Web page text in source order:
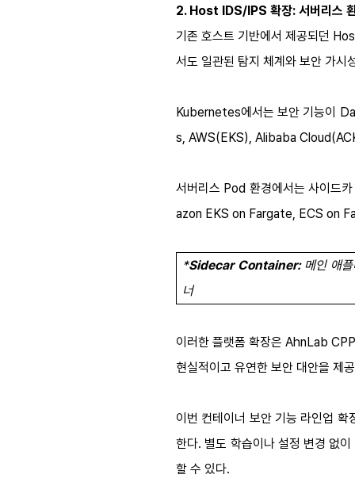
2. Host IDS/IPS 확장: 서버리스
기존 호스트 기반에서 제공되던
서도 일관된 탐지 체계와 보안 가시
Kubernetes에서는 보안 기능이
s, AWS(EKS), Alibaba
서버리스 Pod 환경에서는 사이드
azon EKS on Fargate, ECS on
*Sidecar Container: 메인 애
너
이러한 플랫폼 확장은 AhnLab
현실적이고 유연한 보안 대안을 제
이번 컨테이너 보안 기능 라인업
한다. 별도 학습이나 설정 변경없이
할 수 있다.